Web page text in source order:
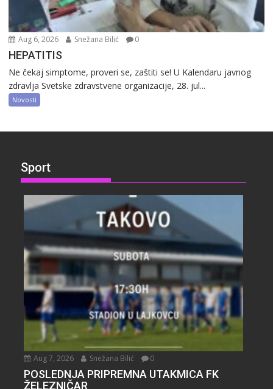
Aug 6, 2026 Snežana Bilić 0
HEPATITIS
Ne čekaj simptome, proveri se, zaštiti se! U Kalendaru javnog
zdravlja Svetske zdravstvene organizacije, 28. jul...
Novosti
Sport
Aug 7, 2026 Snežana Bilić 0
POSLEDNJA PRIPREMNA UTAKMICA FK
ŽELEZNIČAR